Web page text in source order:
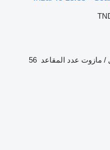
/ مازوت عدد المقاعد 56